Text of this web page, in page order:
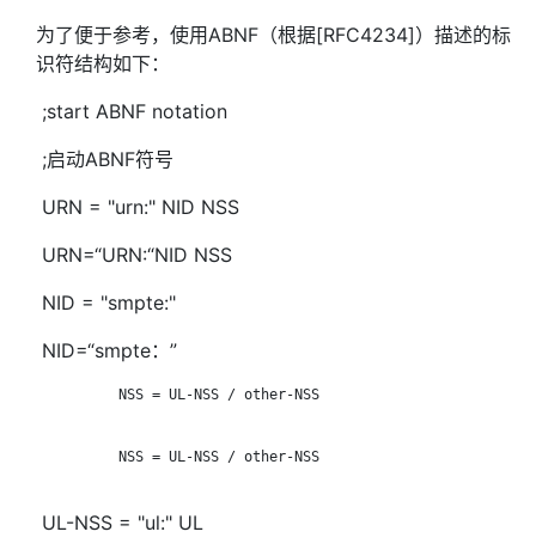
为了便于参考，使用ABNF（根据[RFC4234]）描述的标
识符结构如下：
;start ABNF notation
;启动ABNF符号
URN = "urn:" NID NSS
URN=“URN:“NID NSS
NID = "smpte:"
NID=“smpte：”
            NSS = UL-NSS / other-NSS
            NSS = UL-NSS / other-NSS
UL-NSS = "ul:" UL